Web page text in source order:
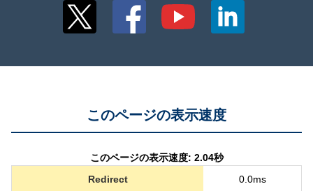
このページの表示速度
このページの表示速度: 2.04秒
Redirect
0.0ms